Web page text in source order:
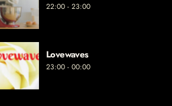
22:00 - 23:00
Lovewaves
23:00 - 00:00